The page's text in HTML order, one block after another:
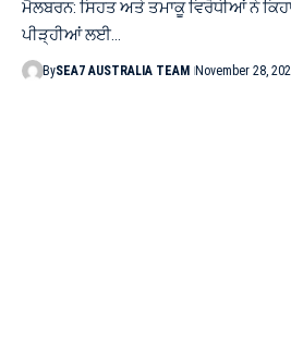
ਮੈਲਬਰਨ: ਸਿਹਤ ਅਤੇ ਤਮਾਕੂ ਵਿਰੋਧੀਆਂ ਨੇ
ਪੀੜ੍ਹੀਆਂ ਲਈ…
BySEA7 AUSTRALIA TEAM November 28,